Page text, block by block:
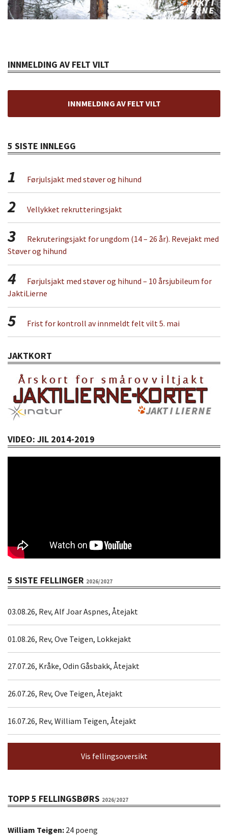
INNMELDING AV FELT VILT
INNMELDING AV FELT VILT
5 SISTE INNLEGG
1 Førjulsjakt med støver og hihund
2 Vellykket rekrutteringsjakt
3
Rekruteringsjakt for ungdom (14 – 26 år). Revejakt med
Støver og hihund
4
Førjulsjakt med støver og hihund – 10 årsjubileum for
JaktiLierne
5 Frist for kontroll av innmeldt felt vilt 5. mai
JAKTKORT
VIDEO: JIL 2014-2019
5 SISTE FELLINGER 2026/2027
03.08.26, Rev, Alf Joar Aspnes, Åtejakt
01.08.26, Rev, Ove Teigen, Lokkejakt
27.07.26, Kråke, Odin Gåsbakk, Åtejakt
26.07.26, Rev, Ove Teigen, Åtejakt
16.07.26, Rev, William Teigen, Åtejakt
Vis fellingsoversikt
TOPP 5 FELLINGSBØRS 2026/2027
William Teigen: 24 poeng